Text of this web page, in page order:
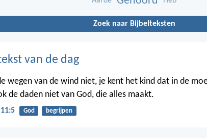
Zoek naar Bijbelteksten
van de dag
wegen van de wind niet, je kent het kind dat in de
de daden niet van God, die alles maakt.
God begrijpen